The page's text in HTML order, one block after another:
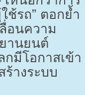
ช้รถ” ตอกย้ำ
อนความ
านยนต์
มีโอกาสเข้า
ร้างระบบ